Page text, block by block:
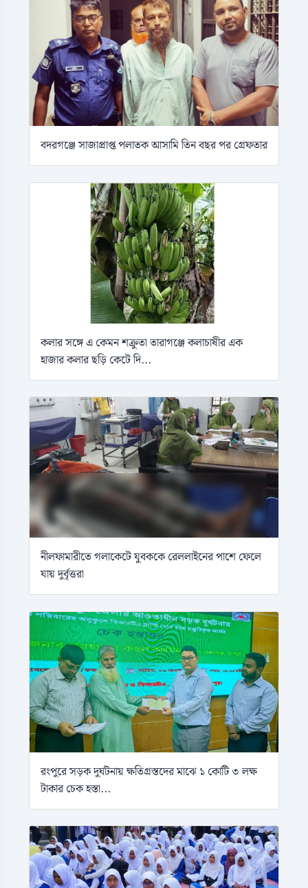
বদরগঞ্জে সাজাপ্রাপ্ত পলাতক আসামি তিন বছর পর গ্রেফতার
কলার সঙ্গে এ কেমন শক্রুতা তারাগঞ্জে কলাচাষীর এক
হাজার কলার ছড়ি কেটে দি...
নীলফামারীতে গলাকেটে যুবককে রেললাইনের পাশে ফেলে
যায় দুর্বৃত্তরা
রংপুরে সড়ক দুর্ঘটনায় ক্ষতিগ্রস্তদের মাঝে ১ কোটি ৩ লক্ষ
টাকার চেক হস্তা...